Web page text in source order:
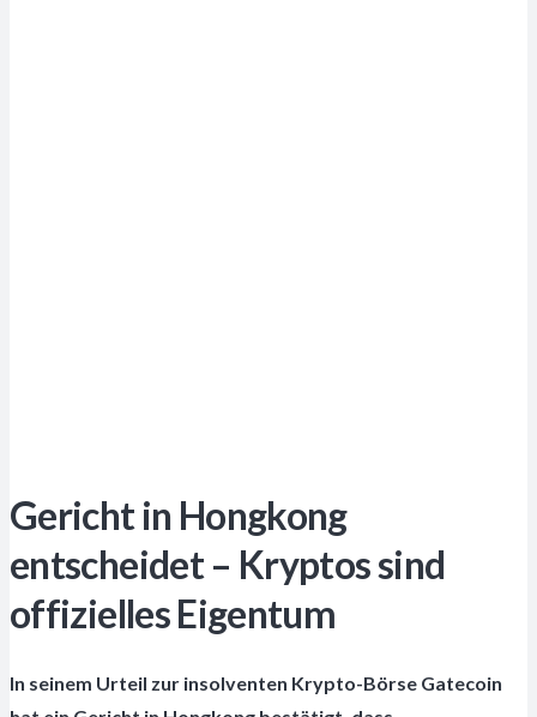
Gericht in Hongkong
entscheidet – Kryptos sind
offizielles Eigentum
In seinem Urteil zur insolventen Krypto-Börse Gatecoin